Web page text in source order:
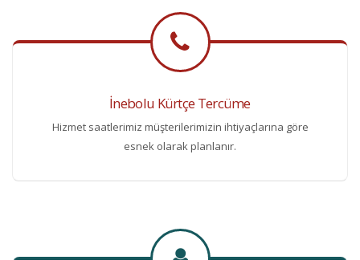
İnebolu Kürtçe Tercüme
Hizmet saatlerimiz müşterilerimizin ihtiyaçlarına göre
esnek olarak planlanır.